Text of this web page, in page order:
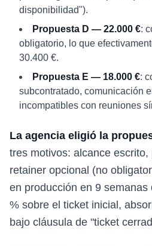
disponibilidad").
Propuesta D — 22.000 €:
obligatorio, lo que
30.400 €.
Propuesta E — 18.000 €:
subcontratado, comunicación
incompatibles con reuniones
La agencia eligió la
tres motivos: alcance
retainer opcional (no
en producción en 9 semanas
% sobre el ticket inicial,
bajo cláusula de "ticket